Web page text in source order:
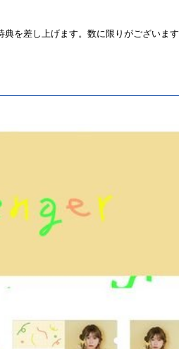
を差し上げます。数に限りがございます